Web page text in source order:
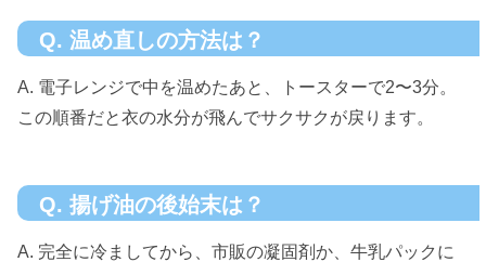
Q. 温め直しの方法は？
A. 電子レンジで中を温めたあと、トースターで2〜3分。
この順番だと衣の水分が飛んでサクサクが戻ります。
Q. 揚げ油の後始末は？
A. 完全に冷ましてから、市販の凝固剤か、牛乳パックに